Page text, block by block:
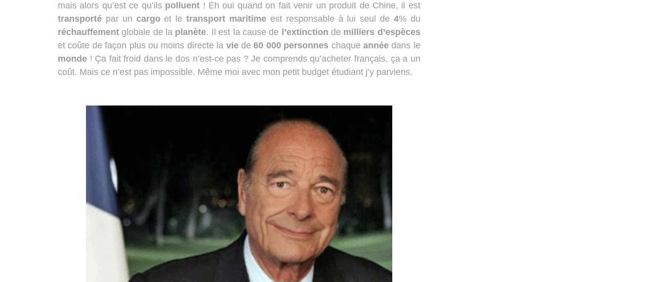
mais alors qu’est ce qu’ils polluent ! Eh oui quand on fait venir un produit de Chine, il est
transporté par un cargoet letransport maritimeest responsable à lui seul de 4% du
réchauffement globale de la planète. Il est la cause de l’extinction de milliers d’espèces
et coûte de façon plus ou moins directe la viede60 000 personnes chaqueannée dans le
monde ! Ça fait froid dans le dos n’est-ce pas ? Je comprends qu’acheter français, ça a un
coût. Mais ce n’est pas impossible. Même moi avec mon petit budget étudiant j’y parviens.